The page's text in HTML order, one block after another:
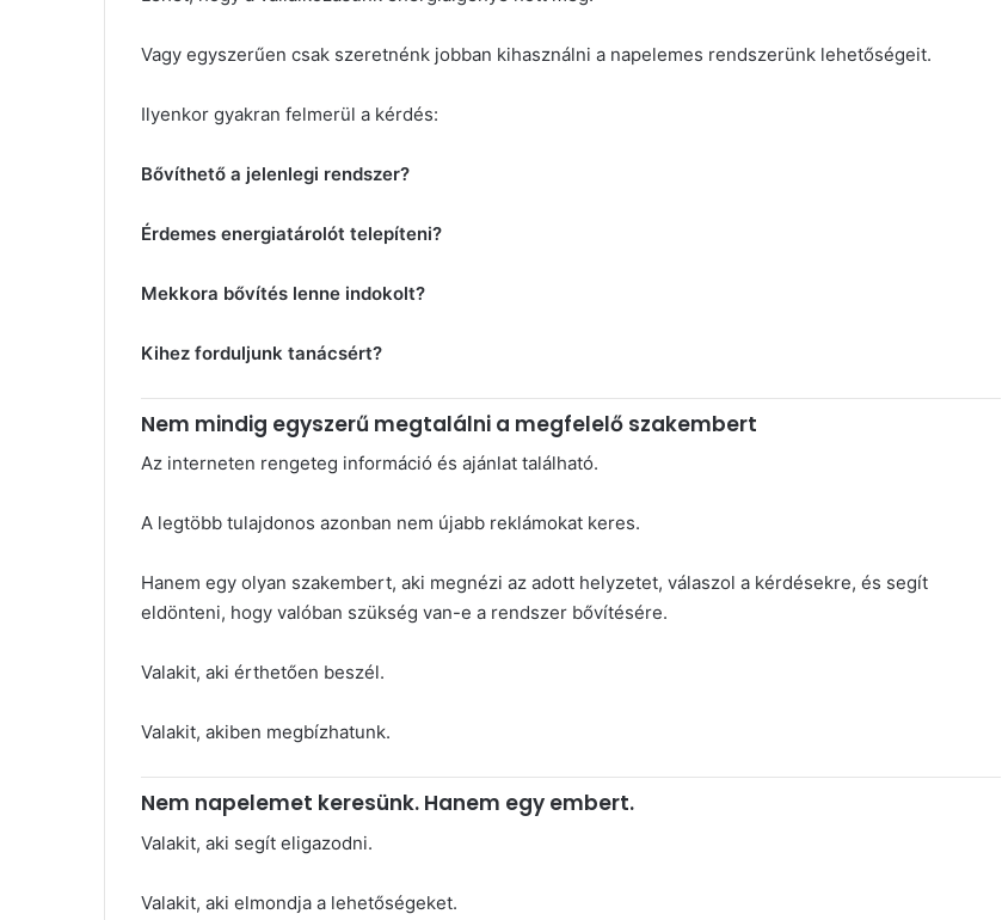
Vagy egyszerűen csak szeretnénk jobban kihasználni a napelemes rendszerünk lehetőségeit.
Ilyenkor gyakran felmerül a kérdés:
Bővíthető a jelenlegi rendszer?
Érdemes energiatárolót telepíteni?
Mekkora bővítés lenne indokolt?
Kihez forduljunk tanácsért?
Nem mindig egyszerű megtalálni a megfelelő szakembert
Az interneten rengeteg információ és ajánlat található.
A legtöbb tulajdonos azonban nem újabb reklámokat keres.
Hanem egy olyan szakembert, aki megnézi az adott helyzetet, válaszol a kérdésekre, és segít
eldönteni, hogy valóban szükség van-e a rendszer bővítésére.
Valakit, aki érthetően beszél.
Valakit, akiben megbízhatunk.
Nem napelemet keresünk. Hanem egy embert.
Valakit, aki segít eligazodni.
Valakit, aki elmondja a lehetőségeket.